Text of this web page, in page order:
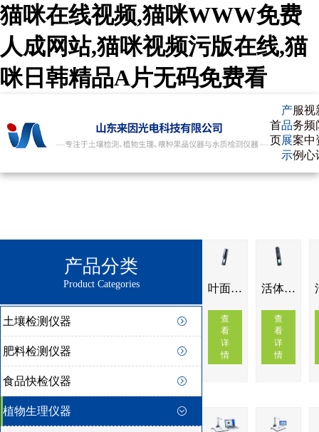
猫咪在线视频,猫咪WWW免费
人成网站,猫咪视频污版在线,猫
咪日韩精品A片无码免费看
首
页
产
品
展
示
服
务
案
例
视
频
中
心
产品分类
Product Categories
土壤检测仪器
肥料检测仪器
食品快检仪器
植物生理仪器
叶面积测定仪YMJ-A
查
看
详
情
活体叶面积测定仪YMJ-B
查
看
详
情